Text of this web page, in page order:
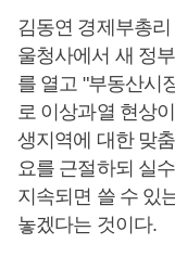
김동연 경제부총
울청사에서 새 정
를 열고 "부동산시
로 이상과열 현상
생지역에 대한 맞
요를 근절하되 실
지속되면 쓸 수 있
놓겠다는 것이다.